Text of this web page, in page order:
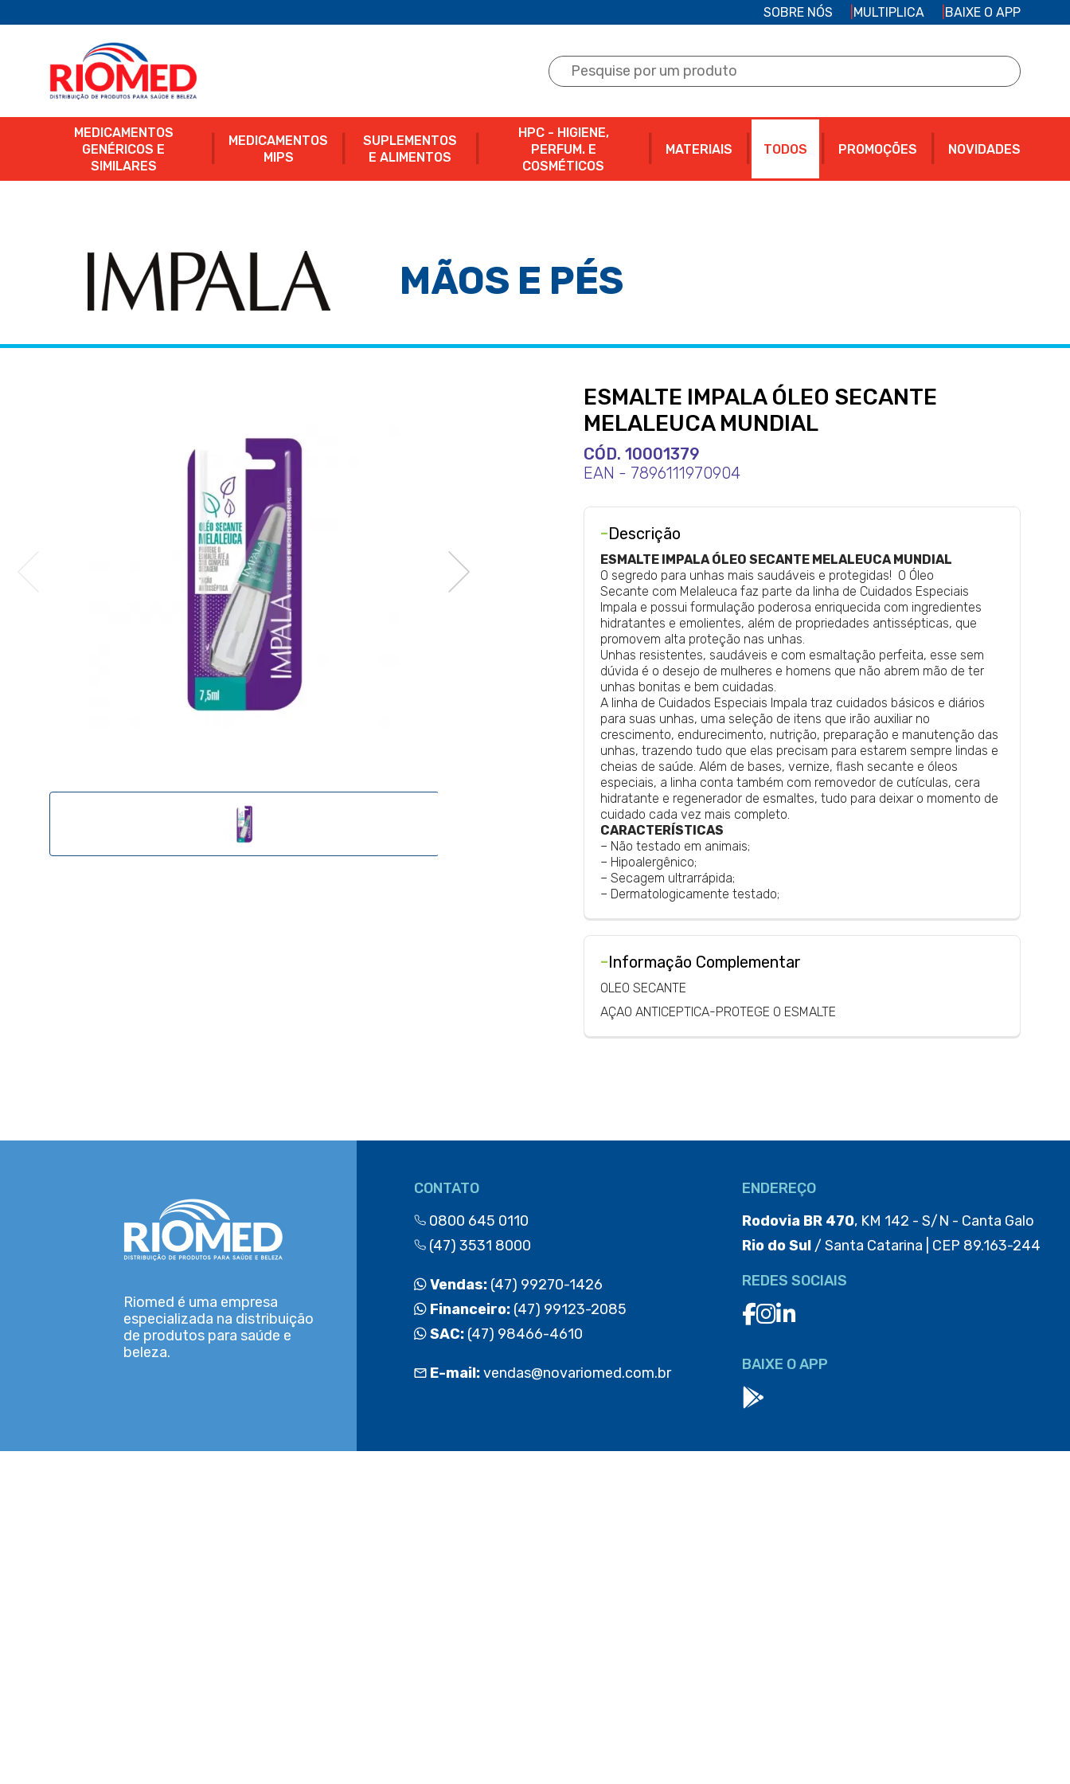
SOBRE NÓS MULTIPLICA BAIXE O APP
MEDICAMENTOS
GENÉRICOS E
SIMILARES
MEDICAMENTOS
MIPS
SUPLEMENTOS
E ALIMENTOS
HPC - HIGIENE,
PERFUM. E
COSMÉTICOS
MATERIAIS TODOS PROMOÇÕES NOVIDADES
MÃOS E PÉS
ESMALTE IMPALA ÓLEO SECANTE
MELALEUCA MUNDIAL
CÓD. 10001379
EAN - 7896111970904
-Descrição
ESMALTE IMPALA ÓLEO SECANTE MELALEUCA MUNDIAL
O segredo para unhas mais saudáveis e protegidas! O Óleo
Secante com Melaleuca faz parte da linha de Cuidados Especiais
Impala e possui formulação poderosa enriquecida com ingredientes
hidratantes e emolientes, além de propriedades antissépticas, que
promovem alta proteção nas unhas.
Unhas resistentes, saudáveis e com esmaltação perfeita, esse sem
dúvida é o desejo de mulheres e homens que não abrem mão de ter
unhas bonitas e bem cuidadas.
A linha de Cuidados Especiais Impala traz cuidados básicos e diários
para suas unhas, uma seleção de itens que irão auxiliar no
crescimento, endurecimento, nutrição, preparação e manutenção das
unhas, trazendo tudo que elas precisam para estarem sempre lindas e
cheias de saúde. Além de bases, vernize, flash secante e óleos
especiais, a linha conta também com removedor de cutículas, cera
hidratante e regenerador de esmaltes, tudo para deixar o momento de
cuidado cada vez mais completo.
CARACTERÍSTICAS
– Não testado em animais;
– Hipoalergênico;
– Secagem ultrarrápida;
– Dermatologicamente testado;
-Informação Complementar
OLEO SECANTE
AÇAO ANTICEPTICA-PROTEGE O ESMALTE
Riomed é uma empresa
especializada na distribuição
de produtos para saúde e
beleza.
CONTATO
0800 645 0110
(47) 3531 8000
Vendas: (47) 99270-1426
Financeiro: (47) 99123-2085
SAC: (47) 98466-4610
E-mail:vendas@novariomed.com.br
ENDEREÇO
Rodovia BR 470, KM 142 - S/N - Canta Galo
Rio do Sul/ Santa Catarina | CEP 89.163-244
REDES SOCIAIS
BAIXE O APP